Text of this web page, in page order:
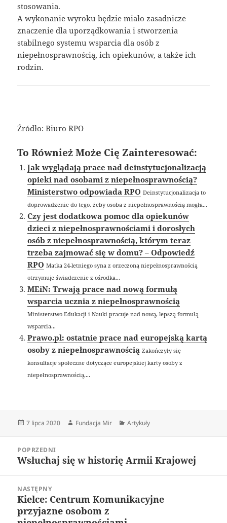
stosowania.
A wykonanie wyroku będzie miało zasadnicze
znaczenie dla uporządkowania i stworzenia
stabilnego systemu wsparcia dla osób z
niepełnosprawnością, ich opiekunów, a także ich
rodzin.
Źródło: Biuro RPO
To Również Może Cię Zainteresować:
Jak wyglądają prace nad deinstytucjonalizacją
opieki nad osobami z niepełnosprawnością?
Ministerstwo odpowiada RPO Deinstytucjonalizacja to
doprowadzenie do tego, żeby osoba z niepełnosprawnością mogła...
Czy jest dodatkowa pomoc dla opiekunów
dzieci z niepełnosprawnościami i dorosłych
osób z niepełnosprawnością, którym teraz
trzeba zajmować się w domu? – Odpowiedź
RPO Matka 24-letniego syna z orzeczoną niepełnosprawnością
otrzymuje świadczenie z ośrodka...
MEiN: Trwają prace nad nową formułą
wsparcia ucznia z niepełnosprawnością
Ministerstwo Edukacji i Nauki pracuje nad nową, lepszą formułą
wsparcia...
Prawo.pl: ostatnie prace nad europejską kartą
osoby z niepełnosprawnością Zakończyły się
konsultacje społeczne dotyczące europejskiej karty osoby z
niepełnosprawnością,...
Data
7 lipca 2020 Autor
Fundacja Mir Kategorie
Artykuły
wpisuPOPRZEDNI
Poprzedni
Wsłuchaj się w historię Armii Krajowej
NASTĘPNY
Następny
wpis:
Kielce: Centrum Komunikacyjne
przyjazne osobom z